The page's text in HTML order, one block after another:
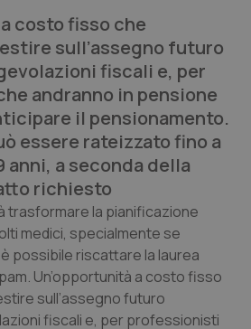
costo fisso che
sull’assegno futuro
fiscali e, per
andranno in pensione
il pensionamento.
essere rateizzato fino a
anni, a seconda della
richiesto
trasformare la pianificazione
medici, specialmente se
possibile riscattare la laurea
Un’opportunità a costo fisso
sull’assegno futuro
fiscali e, per professionisti